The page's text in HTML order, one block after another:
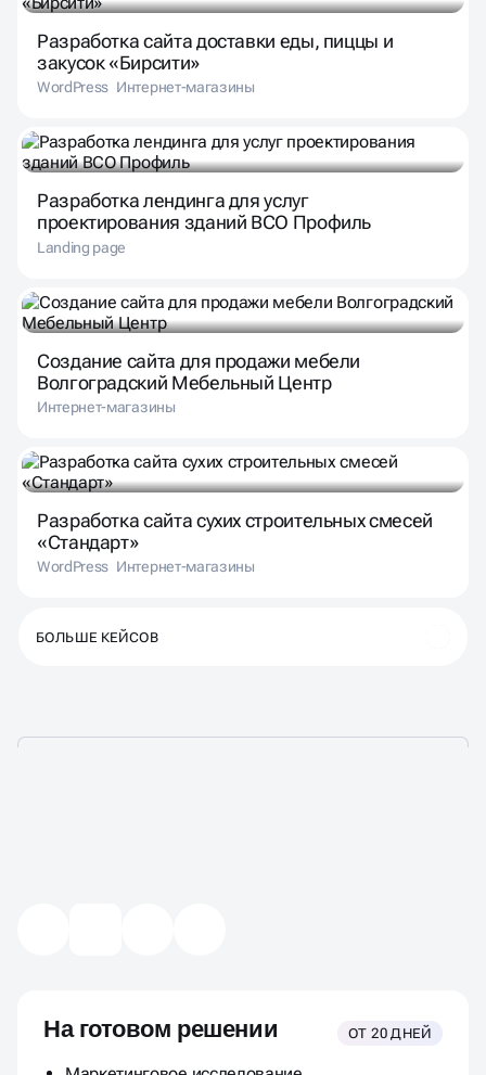
Разработка сайта доставки еды, пиццы и
закусок «Бирсити»
WordPress Интернет-магазины
Разработка лендинга для услуг
проектирования зданий ВСО Профиль
Landing page
Создание сайта для продажи мебели
Волгоградский Мебельный Центр
Интернет-магазины
Разработка сайта сухих строительных смесей
«Стандарт»
WordPress Интернет-магазины
БОЛЬШЕ КЕЙСОВ
На готовом решении ОТ 20 ДНЕЙ